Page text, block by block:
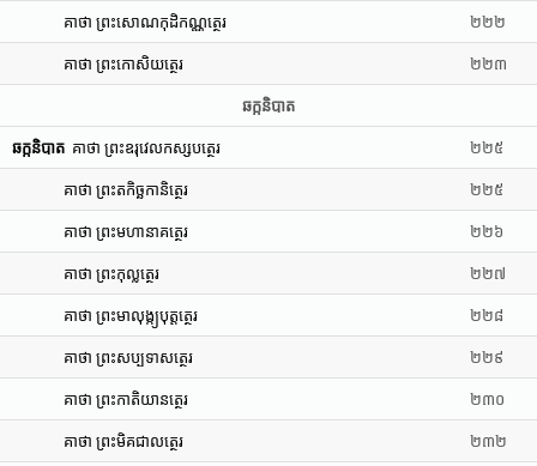
គាថា ព្រះសោណកុដិកណ្ណត្ថេរ ២២២
គាថា ព្រះកោសិយត្ថេរ ២២៣
ឆក្កនិបាត
ឆក្កនិបាត គាថា ព្រះឧរុវេលកស្សបត្ថេរ ២២៥
គាថា ព្រះតកិច្ឆកានិត្ថេរ ២២៥
គាថា ព្រះមហានាគត្ថេរ ២២៦
គាថា ព្រះកុល្លត្ថេរ ២២៧
គាថា ព្រះមាលុង្ក្យបុត្តត្ថេរ ២២៨
គាថា ព្រះសប្បទាសត្ថេរ ២២៩
គាថា ព្រះកាតិយានត្ថេរ ២៣០
គាថា ព្រះមិគជាលត្ថេរ ២៣២